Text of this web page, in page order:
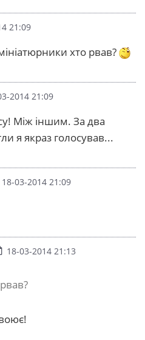
21:09
хто рвав?
2014 21:09
Між іншим. За два
я якраз голосував...
18-03-2014 21:09
18-03-2014 21:13